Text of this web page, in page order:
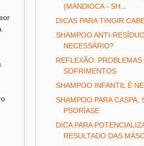
(MANDIOCA - SH...
DICAS PARA TINGIR
SHAMPOO ANTI-
NECESSÁRIO?
REFLEXÃO: PROBLEMAS
SOFRIMENTOS
SHAMPOO INFANTIL É
SHAMPOO PARA CASPA,
PSORÍASE
DICA PARA
RESULTADO DAS